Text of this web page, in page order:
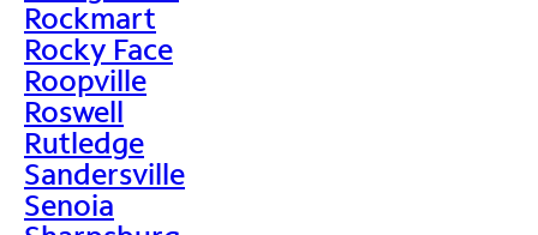
Rockmart
Rocky Face
Roopville
Roswell
Rutledge
Sandersville
Senoia